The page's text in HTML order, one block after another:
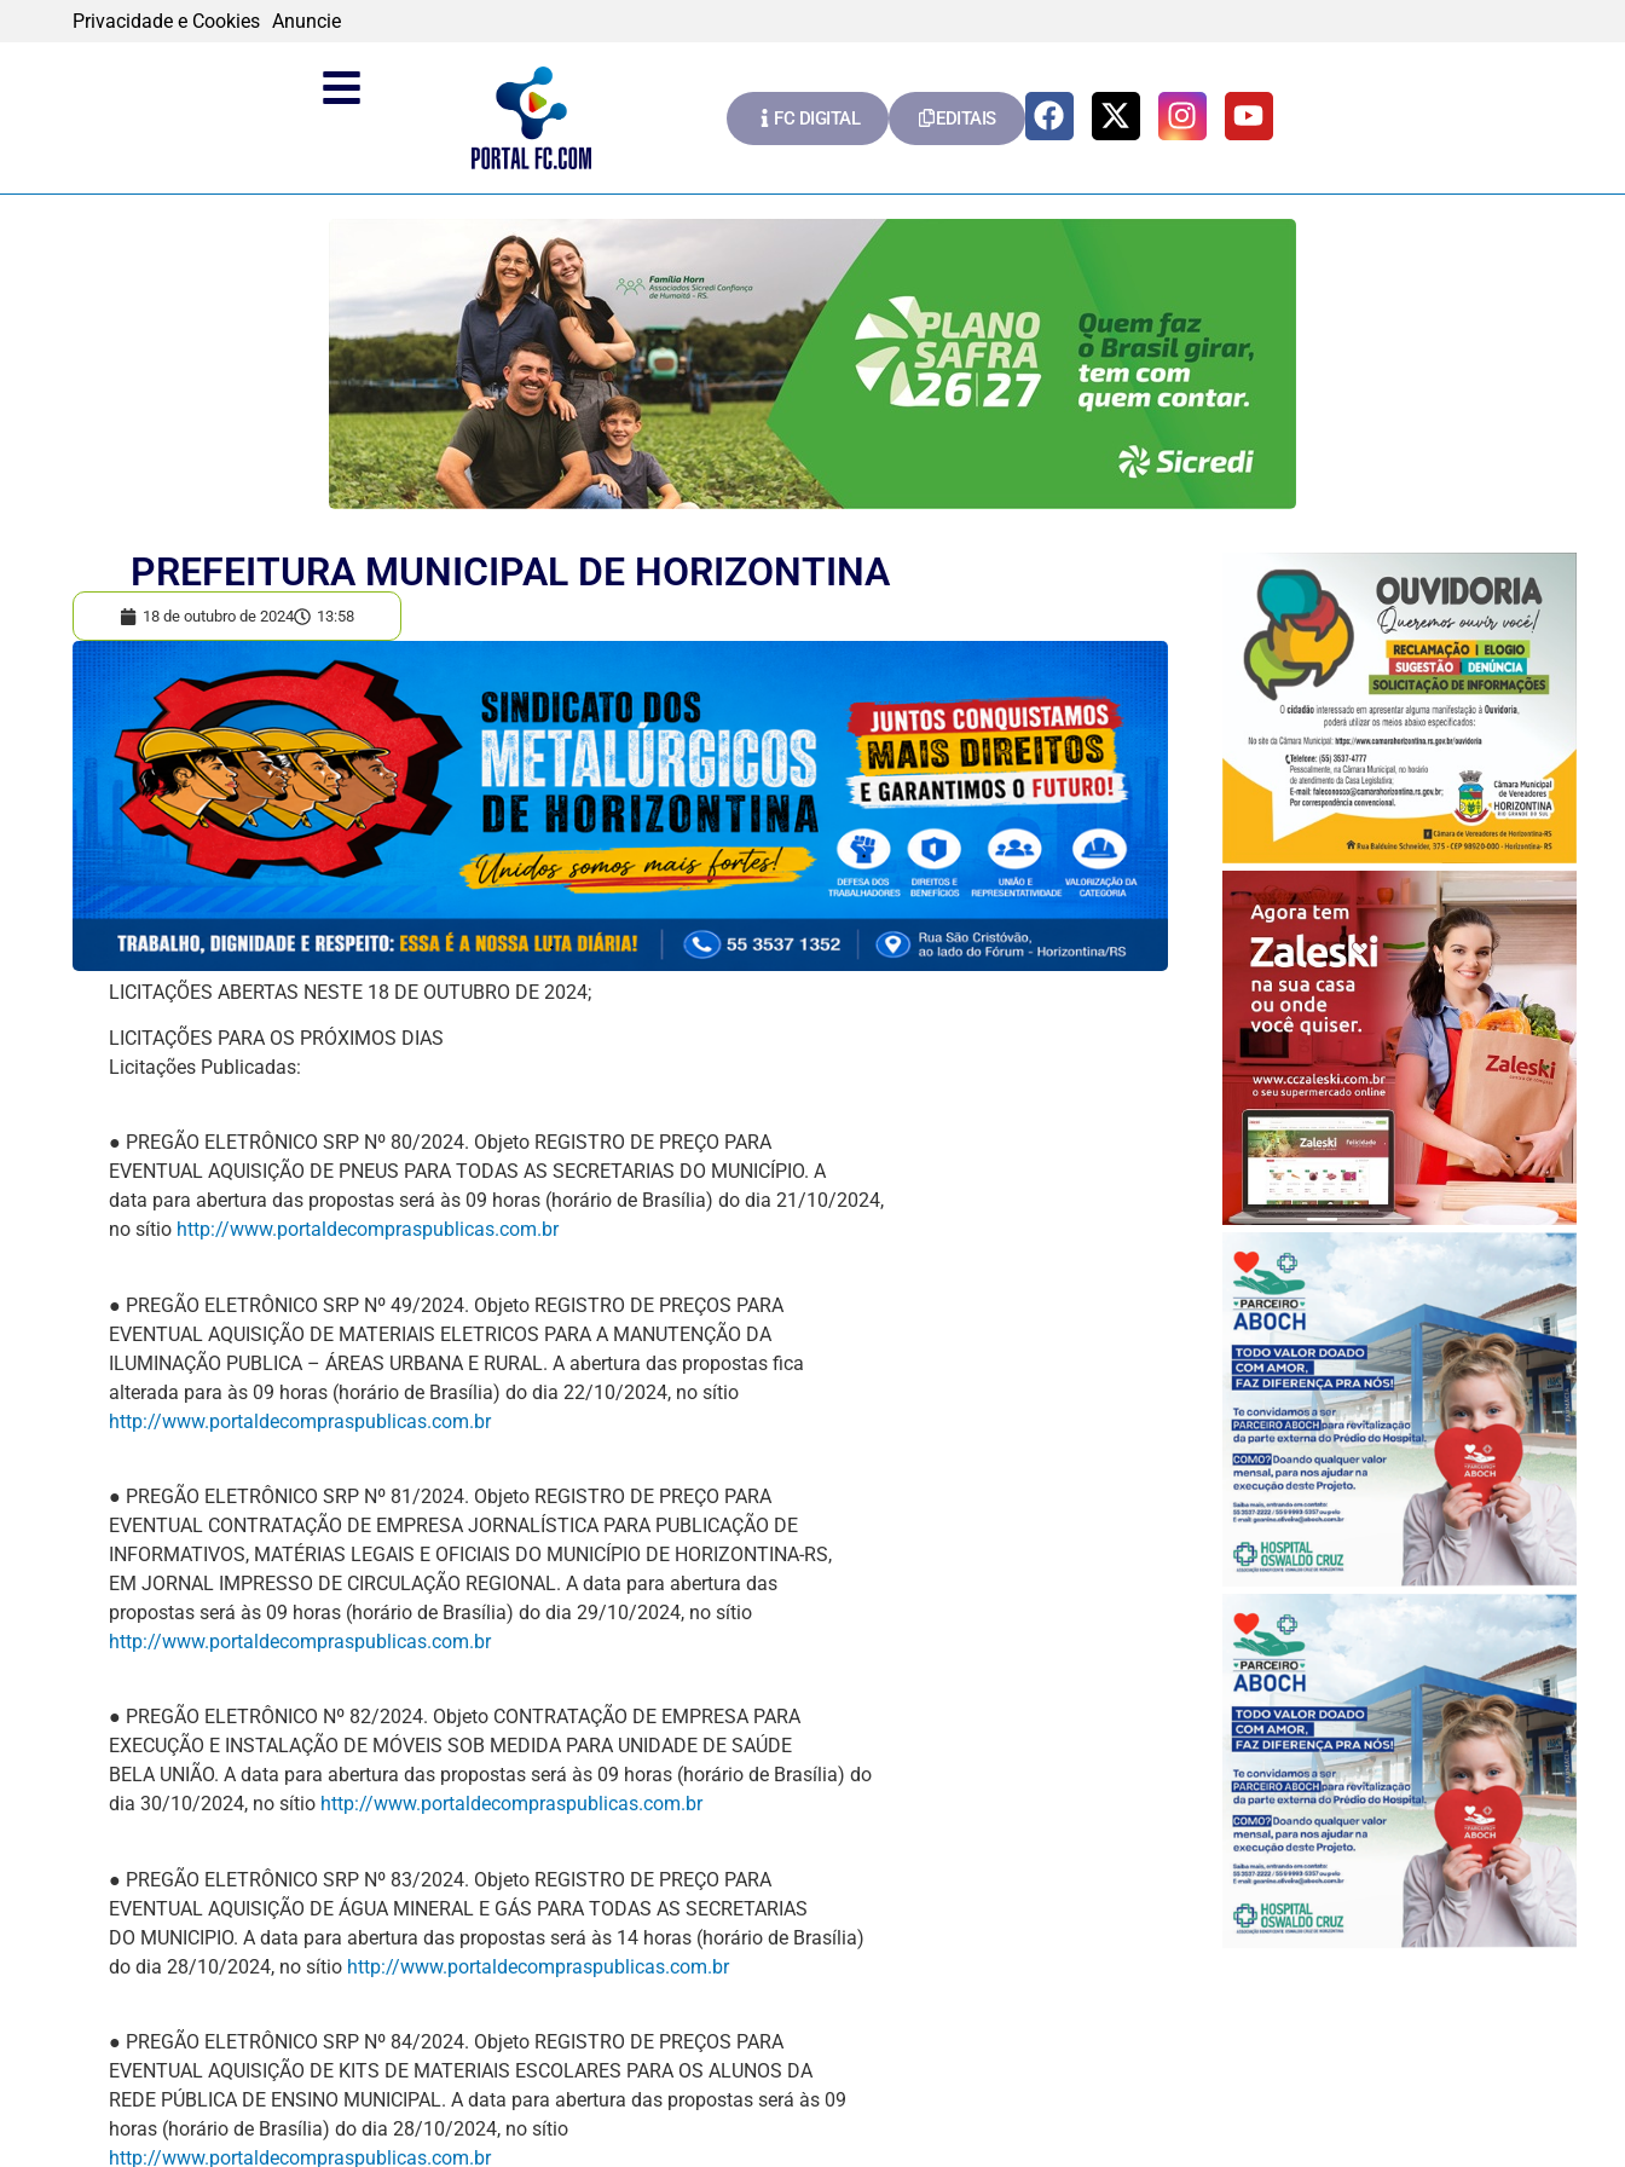
Privacidade e Cookies Anuncie
FC DIGITAL EDITAIS
PREFEITURA MUNICIPAL DE HORIZONTINA
18 de outubro de 2024 13:58
LICITAÇÕES ABERTAS NESTE 18 DE OUTUBRO DE 2024;
LICITAÇÕES PARA OS PRÓXIMOS DIAS
Licitações Publicadas:
● PREGÃO ELETRÔNICO SRP Nº 80/2024. Objeto REGISTRO DE PREÇO PARA
EVENTUAL AQUISIÇÃO DE PNEUS PARA TODAS AS SECRETARIAS DO MUNICÍPIO. A
data para abertura das propostas será às 09 horas (horário de Brasília) do dia 21/10/2024,
no sítio http://www.portaldecompraspublicas.com.br
● PREGÃO ELETRÔNICO SRP Nº 49/2024. Objeto REGISTRO DE PREÇOS PARA
EVENTUAL AQUISIÇÃO DE MATERIAIS ELETRICOS PARA A MANUTENÇÃO DA
ILUMINAÇÃO PUBLICA – ÁREAS URBANA E RURAL. A abertura das propostas fica
alterada para às 09 horas (horário de Brasília) do dia 22/10/2024, no sítio
http://www.portaldecompraspublicas.com.br
● PREGÃO ELETRÔNICO SRP Nº 81/2024. Objeto REGISTRO DE PREÇO PARA
EVENTUAL CONTRATAÇÃO DE EMPRESA JORNALÍSTICA PARA PUBLICAÇÃO DE
INFORMATIVOS, MATÉRIAS LEGAIS E OFICIAIS DO MUNICÍPIO DE HORIZONTINA-RS,
EM JORNAL IMPRESSO DE CIRCULAÇÃO REGIONAL. A data para abertura das
propostas será às 09 horas (horário de Brasília) do dia 29/10/2024, no sítio
http://www.portaldecompraspublicas.com.br
● PREGÃO ELETRÔNICO Nº 82/2024. Objeto CONTRATAÇÃO DE EMPRESA PARA
EXECUÇÃO E INSTALAÇÃO DE MÓVEIS SOB MEDIDA PARA UNIDADE DE SAÚDE
BELA UNIÃO. A data para abertura das propostas será às 09 horas (horário de Brasília) do
dia 30/10/2024, no sítio http://www.portaldecompraspublicas.com.br
● PREGÃO ELETRÔNICO SRP Nº 83/2024. Objeto REGISTRO DE PREÇO PARA
EVENTUAL AQUISIÇÃO DE ÁGUA MINERAL E GÁS PARA TODAS AS SECRETARIAS
DO MUNICIPIO. A data para abertura das propostas será às 14 horas (horário de Brasília)
do dia 28/10/2024, no sítio http://www.portaldecompraspublicas.com.br
● PREGÃO ELETRÔNICO SRP Nº 84/2024. Objeto REGISTRO DE PREÇOS PARA
EVENTUAL AQUISIÇÃO DE KITS DE MATERIAIS ESCOLARES PARA OS ALUNOS DA
REDE PÚBLICA DE ENSINO MUNICIPAL. A data para abertura das propostas será às 09
horas (horário de Brasília) do dia 28/10/2024, no sítio
http://www.portaldecompraspublicas.com.br